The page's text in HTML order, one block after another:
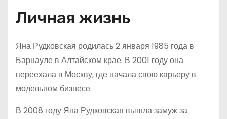
Личная жизнь
Яна Рудковская родилась 2 января 1985 года в
Барнауле в Алтайском крае. В 2001 году она
переехала в Москву, где начала свою карьеру в
модельном бизнесе.
В 2008 году Яна Рудковская вышла замуж за